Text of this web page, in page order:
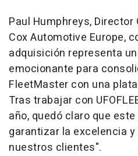
Paul Humphreys, Director
Cox Automotive Europe,
adquisición representa
emocionante para
FleetMaster con una
Tras trabajar con
año, quedó claro que
garantizar la excelencia
nuestros clientes".